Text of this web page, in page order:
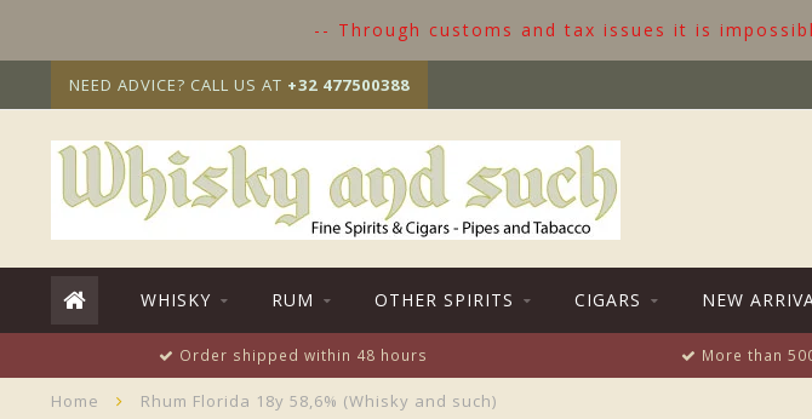
-- Through customs and tax issues it is
NEED ADVICE? CALL US AT +32 477500388
WHISKY RUM OTHER SPIRITS CIGARS NEW
Order shipped within 48 hours More than
Home Rhum Florida 18y 58,6% (Whisky and such)